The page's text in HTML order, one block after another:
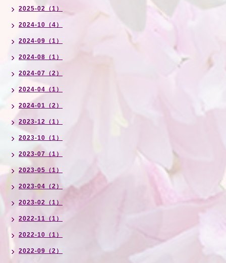
2025-02（1）
2024-10（4）
2024-09（1）
2024-08（1）
2024-07（2）
2024-04（1）
2024-01（2）
2023-12（1）
2023-10（1）
2023-07（1）
2023-05（1）
2023-04（2）
2023-02（1）
2022-11（1）
2022-10（1）
2022-09（2）